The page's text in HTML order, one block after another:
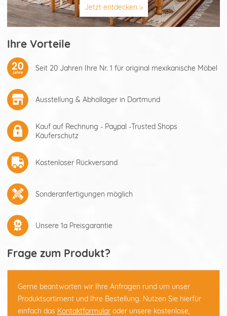
Jetzt entdecken >
Ihre Vorteile
Seit 20 Jahren Ihre Nr. 1 für original mexikanische Möbel
Ausstellung & Abhollager in Dortmund
Kauf auf Rechnung - Paypal -Trusted Shops
Käuferschutz
Kostenloser Rückversand
Sonderanfertigungen möglich
Unsere 1a Preisgarantie
Frage zum Produkt?
Gerne beantworten wir Ihre Anfragen rund um unser
Produktsortiment und Ihre Bestellung. Nutzen Sie hierfür
einfach das Kontaktformular oder unsere kostenlose,